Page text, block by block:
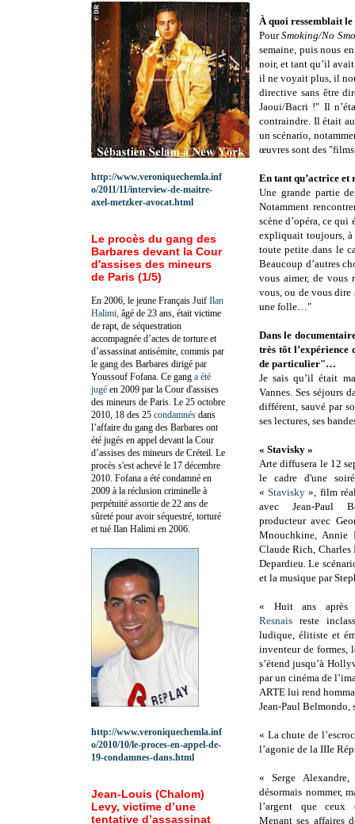
À quoi ressemblait le
PourSmoking/No
semaine, puis nous
noir, et tant qu’il
il ne voyait plus, il
directive sans être
Jaoui/Bacri !" Il
contraindre. Il était
un scénario,
œuvres sont des
En tant qu’actrice et
Une grande partie
Notamment
scène d’opéra, ce
expliquait toujours, à
toute petite dans le
Beaucoup d’autres
vous aimer, de vous
vous, ou de vous dire
une folle…"
Dans le
très tôt l’expérience
de particulier"…
Je sais qu’il était
Vannes. Ses séjours
différent, sauvé par
ses lectures, ses
« Stavisky »
Arte diffusera le 12
le cadre d'une
«Stavisky », film
avec Jean-Paul
producteur avec
Mnouchkine, Annie
Claude Rich, Charles
Depardieu. Le
et la musique par
« Huit ans après
Resnais reste
ludique, élitiste et
inventeur de formes,
s’étend jusqu’à
par un cinéma de
ARTE lui rend
Jean-Paul
« La chute de
l’agonie de la IIIe
« Serge
désormais nommer,
l’argent que ceux
Menant ses affaires
http://www.veroniquechemla.inf
o/2011/11/interview-de-maitre-
axel-metzker-avocat.html
Le procès du gang des
Barbares devant la Cour
d'assises des mineurs
de Paris (1/5)
En 2006, le jeune Français Juif Ilan
Halimi, âgé de 23 ans, était victime
de rapt, de séquestration
accompagnée d’actes de torture et
d’assassinat antisémite, commis par
le gang des Barbares dirigé par
Youssouf Fofana. Ce gang a été
jugé en 2009 par la Cour d'assises
des mineurs de Paris. Le 25 octobre
2010, 18 des 25 condamnés dans
l’affaire du gang des Barbares ont
été jugés en appel devant la Cour
d’assises des mineurs de Créteil. Le
procès s'est achevé le 17 décembre
2010. Fofana a été condamné en
2009 à la réclusion criminelle à
perpétuité assortie de 22 ans de
sûreté pour avoir séquestré, torturé
et tué Ilan Halimi en 2006.
http://www.veroniquechemla.inf
o/2010/10/le-proces-en-appel-de-
19-condamnes-dans.html
Jean-Louis (Chalom)
Levy, victime d’une
tentative d’assassinat